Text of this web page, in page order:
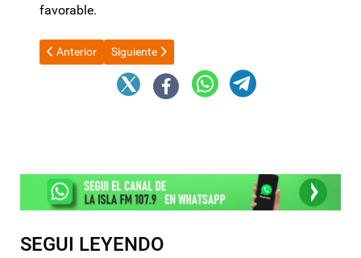
favorable.
Artículo anterior: El riesgo país quiebra los 500 puntos y las
Anterior Artículo siguiente: Morosidad: el FMI pidió mayor
Siguiente
SEGUI LEYENDO